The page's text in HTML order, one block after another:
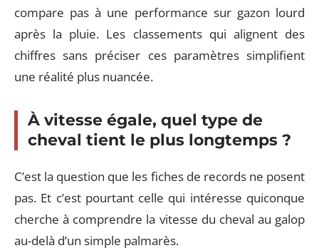
compare pas à une performance sur gazon lourd
après la pluie. Les classements qui alignent des
chiffres sans préciser ces paramètres simplifient
une réalité plus nuancée.
À vitesse égale, quel type de
cheval tient le plus longtemps ?
C’est la question que les fiches de records ne posent
pas. Et c’est pourtant celle qui intéresse quiconque
cherche à comprendre la vitesse du cheval au galop
au-delà d’un simple palmarès.